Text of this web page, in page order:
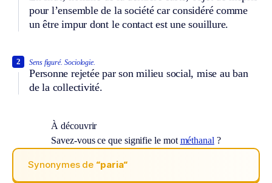
pour l’ensemble de la société car considéré comme
un être impur dont le contact est une souillure.
Sens figuré. Sociologie.
Personne rejetée par son milieu social, mise au ban
de la collectivité.
2
À découvrir
Savez-vous ce que signifie le mot méthanal ?
Synonymes de “paria“